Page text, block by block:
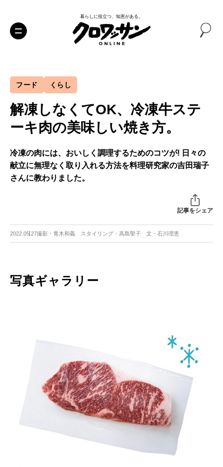
暮らしに役立つ、知恵がある。
フード くらし
解凍しなくてOK、冷凍牛ステ
ーキ肉の美味しい焼き方。
冷凍の肉には、おいしく調理するためのコツが! 日々の
献立に無理なく取り入れる方法を料理研究家の吉田瑞子
さんに教わりました。
記事をシェア
2022.05.27撮影・青木和義 スタイリング・高島聖子 文・石川理恵
写真ギャラリー